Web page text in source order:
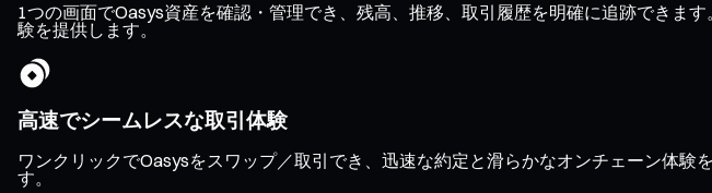
1つの画面でOasys資産を確認・管理でき、残高、推移、取引履歴を明確に追跡できま
験を提供します。
高速でシームレスな取引体験
ワンクリックでOasysをスワップ／取引でき、迅速な約定と滑らかなオンチェーン体
す。